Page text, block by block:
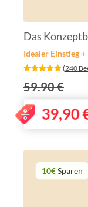
Das
Idealer Einstieg
‎ (240
59.90 €
39,90
10€Sparen